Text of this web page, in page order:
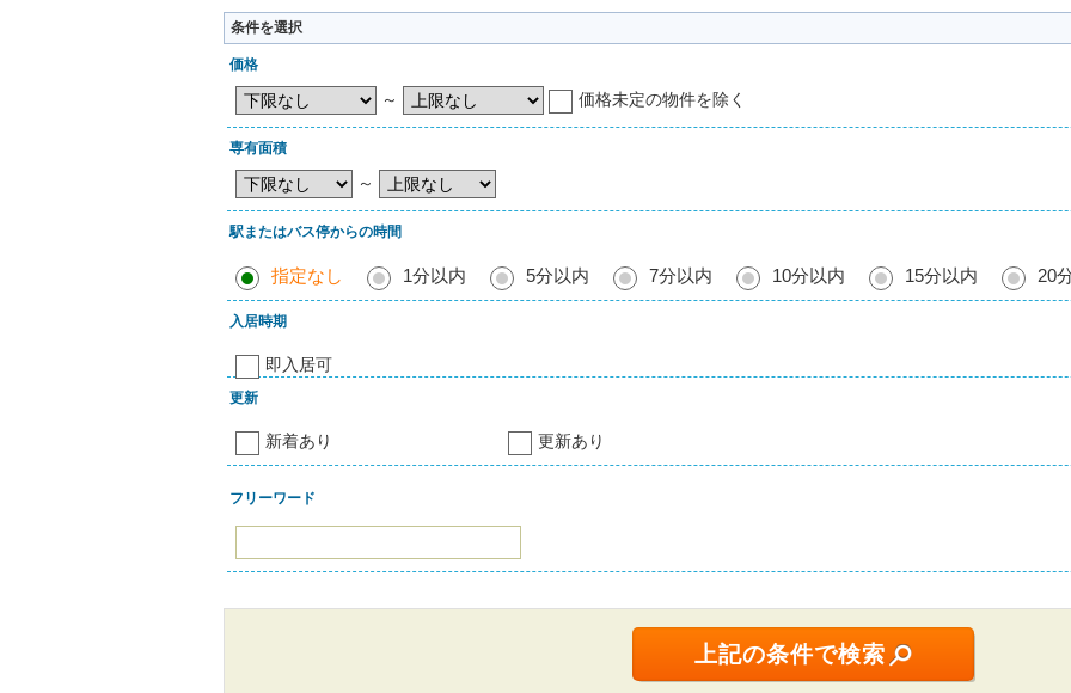
条件を選択
価格
～ 価格未定の物件を除く
専有面積
～
駅またはバス停からの時間
指定なし 1分以内 5分以内 7分以内 10分以内 15分以内 20
入居時期
即入居可
更新
新着あり 更新あり
フリーワード